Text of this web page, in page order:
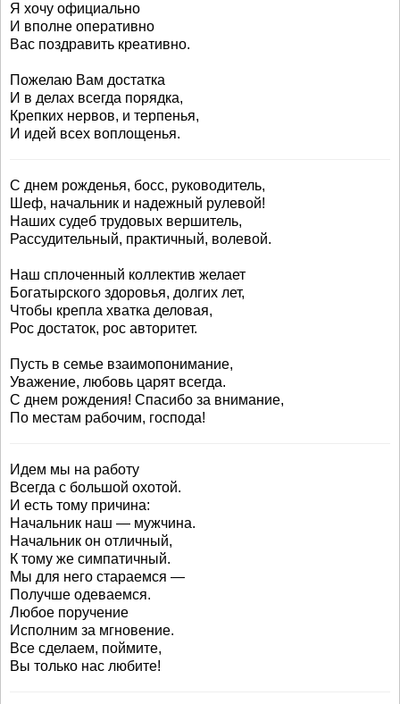
Я хочу официально
И вполне оперативно
Вас поздравить креативно.
Пожелаю Вам достатка
И в делах всегда порядка,
Крепких нервов, и терпенья,
И идей всех воплощенья.
С днем рожденья, босс, руководитель,
Шеф, начальник и надежный рулевой!
Наших судеб трудовых вершитель,
Рассудительный, практичный, волевой.
Наш сплоченный коллектив желает
Богатырского здоровья, долгих лет,
Чтобы крепла хватка деловая,
Рос достаток, рос авторитет.
Пусть в семье взаимопонимание,
Уважение, любовь царят всегда.
С днем рождения! Спасибо за внимание,
По местам рабочим, господа!
Идем мы на работу
Всегда с большой охотой.
И есть тому причина:
Начальник наш — мужчина.
Начальник он отличный,
К тому же симпатичный.
Мы для него стараемся —
Получше одеваемся.
Любое поручение
Исполним за мгновение.
Все сделаем, поймите,
Вы только нас любите!